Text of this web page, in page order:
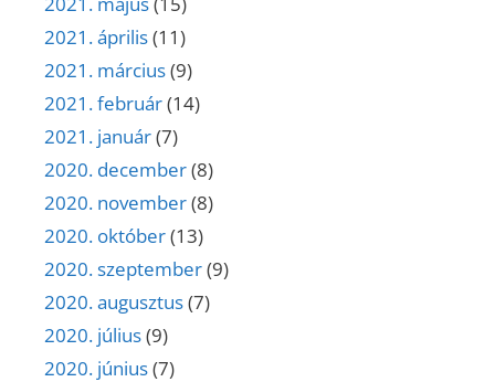
2021. április(11)
2021. március(9)
2021. február(14)
2021. január(7)
2020. december(8)
2020. november(8)
2020. október(13)
2020. szeptember(9)
2020. augusztus(7)
2020. július(9)
2020. június(7)